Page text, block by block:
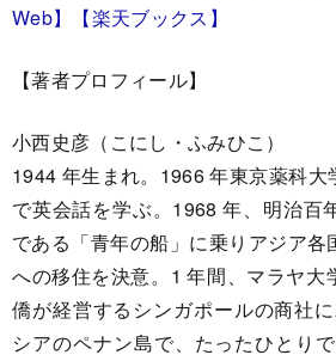
Web】
【楽天ブックス】
【著者プロフィール】
小西史彦（こにし・ふみひこ）
1944 年生まれ。1966 年東京薬科
で英会話を学ぶ。1968 年、明治百
である「青年の船」に乗りアジア各
への移住を決意。1 年間、マラヤ大
僑が経営するシンガポールの商社
シアのペナン島で、たったひとり